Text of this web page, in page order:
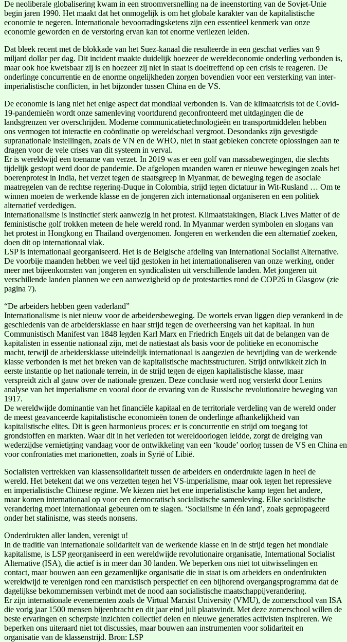
De neoliberale globalisering kwam in een stroomversnelling na de ineenstorting van de Sovjet-Unie
begin jaren 1990. Het maakt dat het onmogelijk is om het globale karakter van de kapitalistische
economie te negeren. Internationale bevoorradingsketens zijn een essentieel kenmerk van onze
economie geworden en de verstoring ervan kan tot enorme verliezen leiden.
Dat bleek recent met de blokkade van het Suez-kanaal die resulteerde in een geschat verlies van 9
miljard dollar per dag. Dit incident maakte duidelijk hoezeer de wereldeconomie onderling verbonden is,
maar ook hoe kwetsbaar zij is en hoezeer zij niet in staat is doeltreffend op een crisis te reageren. De
onderlinge concurrentie en de enorme ongelijkheden zorgen bovendien voor een versterking van inter-
imperialistische conflicten, in het bijzonder tussen China en de VS.
De economie is lang niet het enige aspect dat mondiaal verbonden is. Van de klimaatcrisis tot de Covid-
19-pandemieën wordt onze samenleving voortdurend geconfronteerd met uitdagingen die de
landsgrenzen ver overschrijden. Moderne communicatietechnologieën en transportmiddelen hebben
ons vermogen tot interactie en coördinatie op wereldschaal vergroot. Desondanks zijn gevestigde
supranationale instellingen, zoals de VN en de WHO, niet in staat gebleken concrete oplossingen aan te
dragen voor de vele crises van dit systeem in verval.
Er is wereldwijd een toename van verzet. In 2019 was er een golf van massabewegingen, die slechts
tijdelijk gestopt werd door de pandemie. De afgelopen maanden waren er nieuwe bewegingen zoals het
boerenprotest in India, het verzet tegen de staatsgreep in Myanmar, de beweging tegen de asociale
maatregelen van de rechtse regering-Duque in Colombia, strijd tegen dictatuur in Wit-Rusland … Om te
winnen moeten de werkende klasse en de jongeren zich internationaal organiseren en een politiek
alternatief verdedigen.
Internationalisme is instinctief sterk aanwezig in het protest. Klimaatstakingen, Black Lives Matter of de
feministische golf trokken meteen de hele wereld rond. In Myanmar werden symbolen en slogans van
het protest in Hongkong en Thailand overgenomen. Jongeren en werkenden die een alternatief zoeken,
doen dit op internationaal vlak.
LSP is internationaal georganiseerd. Het is de Belgische afdeling van International Socialist Alternative.
De voorbije maanden hebben we veel tijd gestoken in het internationaliseren van onze werking, onder
meer met bijeenkomsten van jongeren en syndicalisten uit verschillende landen. Met jongeren uit
verschillende landen plannen we een aanwezigheid op de protestacties rond de COP26 in Glasgow (zie
pagina 7).
“De arbeiders hebben geen vaderland”
Internationalisme is niet nieuw voor de arbeidersbeweging. De wortels ervan liggen diep verankerd in de
geschiedenis van de arbeidersklasse en haar strijd tegen de overheersing van het kapitaal. In hun
Communistisch Manifest van 1848 legden Karl Marx en Friedrich Engels uit dat de belangen van de
kapitalisten in essentie nationaal zijn, met de natiestaat als basis voor de politieke en economische
macht, terwijl de arbeidersklasse uiteindelijk internationaal is aangezien de bevrijding van de werkende
klasse verbonden is met het breken van de kapitalistische machtsstructuren. Strijd ontwikkelt zich in
eerste instantie op het nationale terrein, in de strijd tegen de eigen kapitalistische klasse, maar
verspreidt zich al gauw over de nationale grenzen. Deze conclusie werd nog versterkt door Lenins
analyse van het imperialisme en vooral door de ervaring van de Russische revolutionaire beweging van
1917.
De wereldwijde dominantie van het financiële kapitaal en de territoriale verdeling van de wereld onder
de meest geavanceerde kapitalistische economieën tonen de onderlinge afhankelijkheid van
kapitalistische elites. Dit is geen harmonieus proces: er is concurrentie en strijd om toegang tot
grondstoffen en markten. Waar dit in het verleden tot wereldoorlogen leidde, zorgt de dreiging van
wederzijdse vernietiging vandaag voor de ontwikkeling van een ‘koude’ oorlog tussen de VS en China en
voor confrontaties met marionetten, zoals in Syrië of Libië.
Socialisten vertrekken van klassensolidariteit tussen de arbeiders en onderdrukte lagen in heel de
wereld. Het betekent dat we ons verzetten tegen het VS-imperialisme, maar ook tegen het repressieve
en imperialistische Chinese regime. We kiezen niet het ene imperialistische kamp tegen het andere,
maar komen internationaal op voor een democratisch socialistische samenleving. Elke socialistische
verandering moet internationaal gebeuren om te slagen. ‘Socialisme in één land’, zoals gepropageerd
onder het stalinisme, was steeds nonsens.
Onderdrukten aller landen, verenigt u!
In de traditie van internationale solidariteit van de werkende klasse en in de strijd tegen het mondiale
kapitalisme, is LSP georganiseerd in een wereldwijde revolutionaire organisatie, International Socialist
Alternative (ISA), die actief is in meer dan 30 landen. We beperken ons niet tot uitwisselingen en
contact, maar bouwen aan een gezamenlijke organisatie die in staat is om arbeiders en onderdrukten
wereldwijd te verenigen rond een marxistisch perspectief en een bijhorend overgangsprogramma dat de
dagelijkse bekommernissen verbindt met de nood aan socialistische maatschappijverandering.
Er zijn internationale evenementen zoals de Virtual Marxist University (VMU), de zomerschool van ISA
die vorig jaar 1500 mensen bijeenbracht en dit jaar eind juli plaatsvindt. Met deze zomerschool willen de
beste ervaringen en scherpste inzichten collectief delen en nieuwe generaties activisten inspireren. We
beperken ons uiteraard niet tot discussies, maar bouwen aan instrumenten voor solidariteit en
organisatie van de klassenstrijd. Bron: LSP